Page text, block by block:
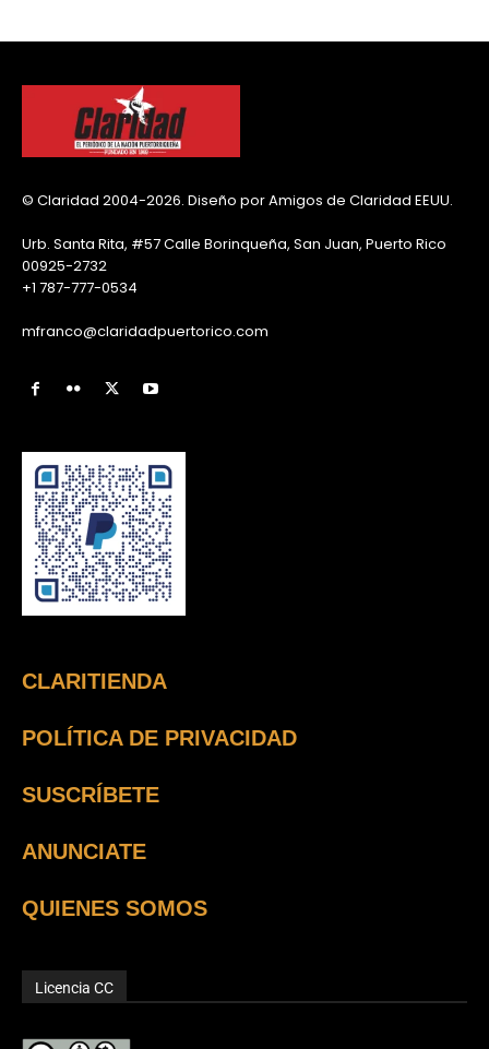
© Claridad 2004-2026. Diseño por Amigos de Claridad EEUU.
Urb. Santa Rita, #57 Calle Borinqueña, San Juan, Puerto Rico
00925-2732
+1 787-777-0534
mfranco@claridadpuertorico.com
CLARITIENDA
POLÍTICA DE PRIVACIDAD
SUSCRÍBETE
ANUNCIATE
QUIENES SOMOS
Licencia CC